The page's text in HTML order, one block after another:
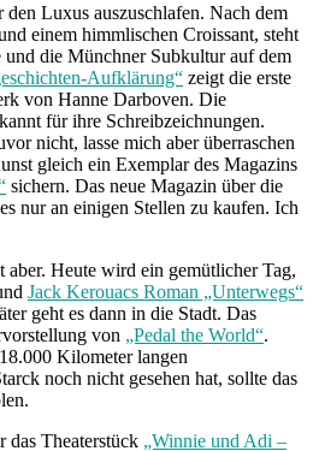
den Luxus auszuschlafen. Nach dem
einem himmlischen Croissant, steht
die Münchner Subkultur auf dem
Aufklärung“ zeigt die erste
von Hanne Darboven. Die
für ihre Schreibzeichnungen.
nicht, lasse mich aber überraschen
gleich ein Exemplar des Magazins
sichern. Das neue Magazin über die
nur an einigen Stellen zu kaufen. Ich
aber. Heute wird ein gemütlicher Tag,
Jack Kerouacs Roman „Unterwegs“
geht es dann in die Stadt. Das
von „Pedal the World“.
Kilometer langen
noch nicht gesehen hat, sollte das
das Theaterstück „Winnie und Adi –